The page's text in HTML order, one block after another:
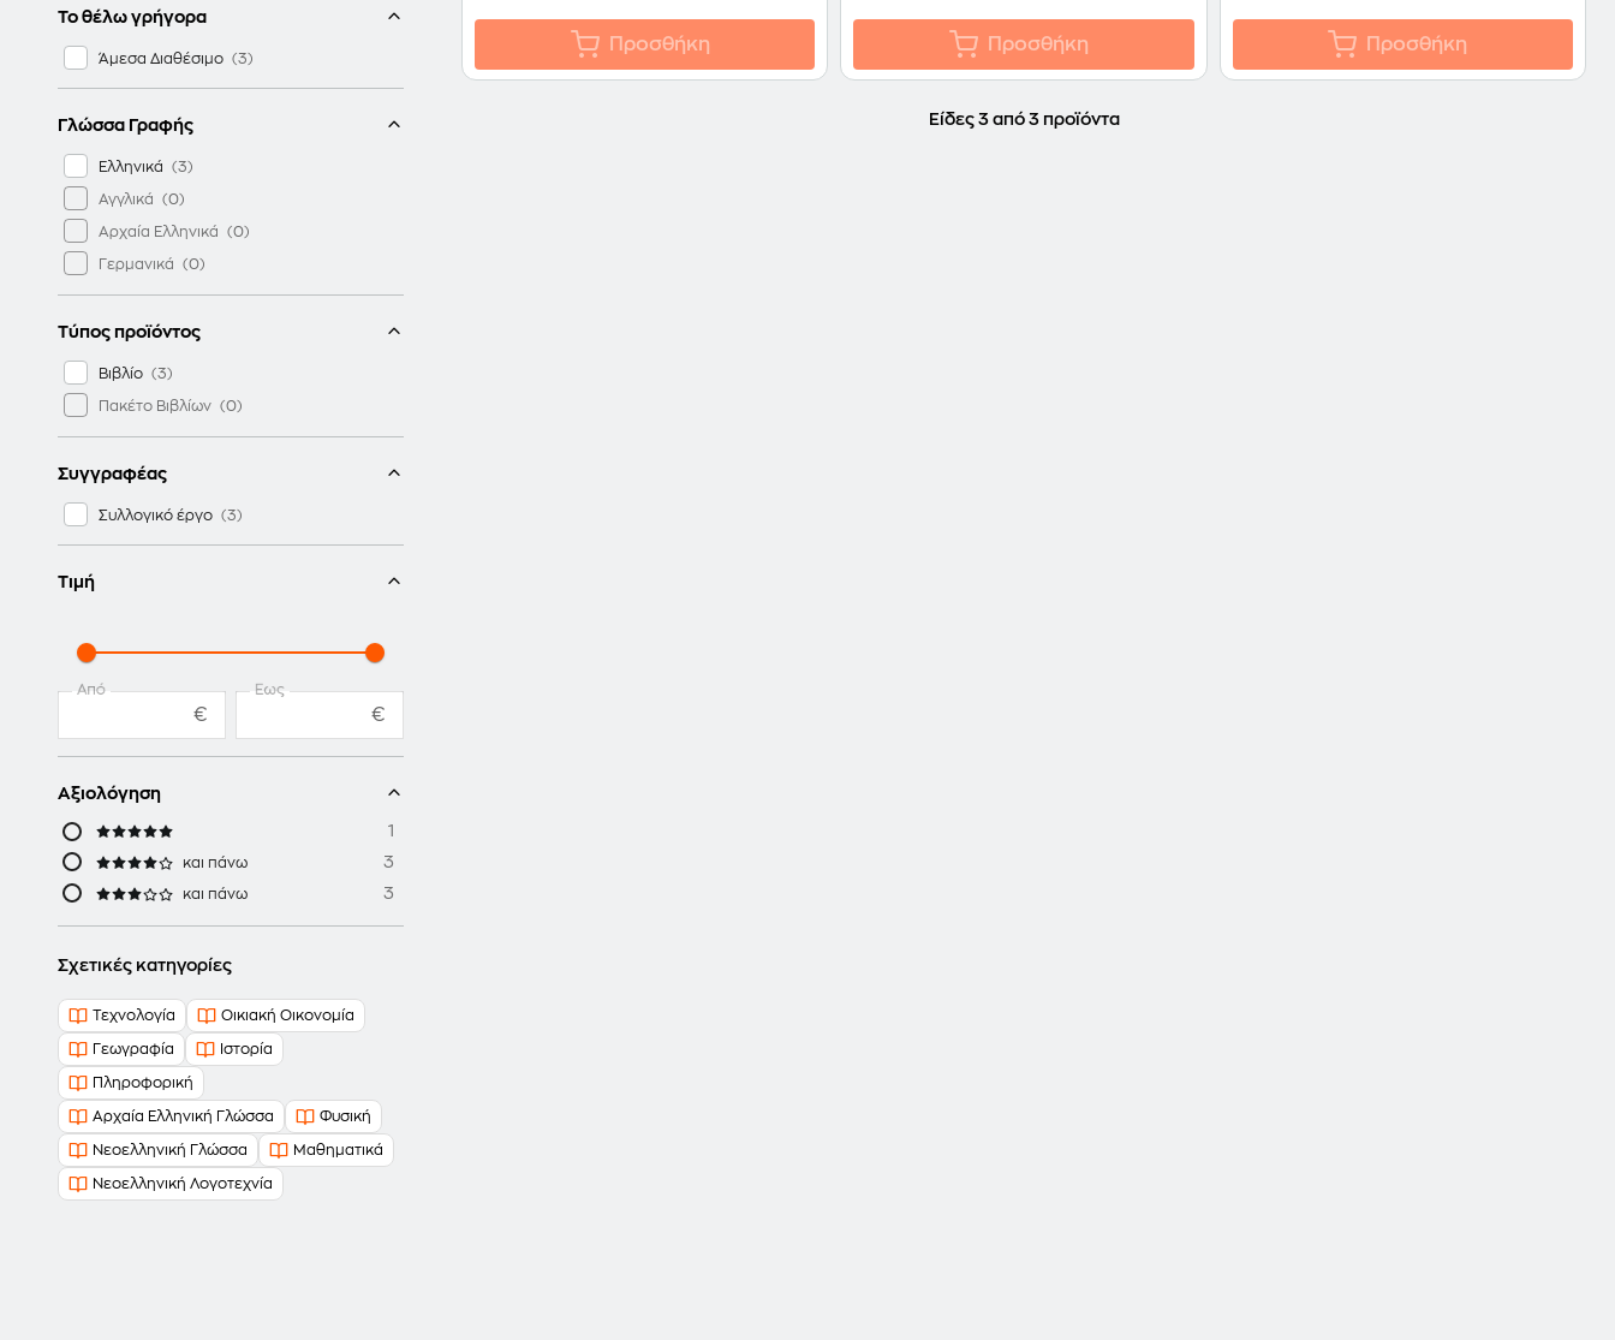
Νεοελληνική Λογοτεχνία
Οικιακή Οικονομία
Ομήρου Οδύσσεια
Πληροφορική
Το θέλω γρήγορα
Άμεσα Διαθέσιμο
Γλώσσα Γραφής
Ελληνικά
Αγγλικά
Αρχαία Ελληνικά
Γερμανικά
Τύπος προϊόντος
Βιβλίο
Πακέτο Βιβλίων
Συγγραφέας
Συλλογικό έργο
Τιμή
Από
€
Έως
€
Αξιολόγηση
1
και πάνω 3
και πάνω 3
Σχετικές κατηγορίες
Τεχνολογία Οικιακή Οικονομία
Γεωγραφία Ιστορία
Πληροφορική
Αρχαία Ελληνική Γλώσσα Φυσική
Νεοελληνική Γλώσσα Μαθηματικά
Νεοελληνική Λογοτεχνία
Προσθήκη Προσθήκη Προσθήκη
Είδες 3 από 3 προϊόντα